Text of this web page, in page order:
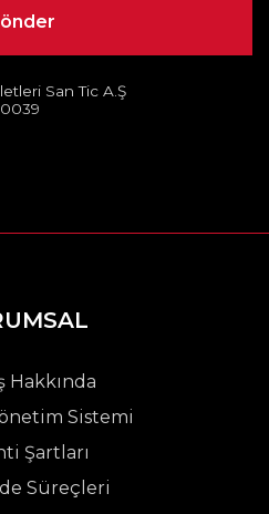
San Tic A.Ş
Hakkında
Sistemi
Şartları
Süreçleri